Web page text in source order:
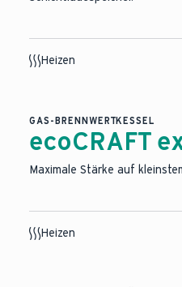
Heizen
GAS-BRENNWERTKESSEL
ecoCRAFT
Maximale Stärke auf
Heizen